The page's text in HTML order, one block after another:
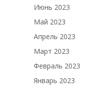
Июнь 2023
Май 2023
Апрель 2023
Март 2023
Февраль 2023
Январь 2023